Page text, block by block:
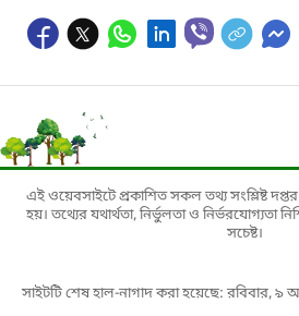
এই ওয়েবসাইটে প্রকাশিত সকল তথ্য সংশ্লিষ্ট
হয়। তথ্যের যথার্থতা, নির্ভুলতা ও নির্ভরযোগ্যতা
সচেষ্ট।
সাইটটি শেষ হাল-নাগাদ করা হয়েছে: রবিবার,